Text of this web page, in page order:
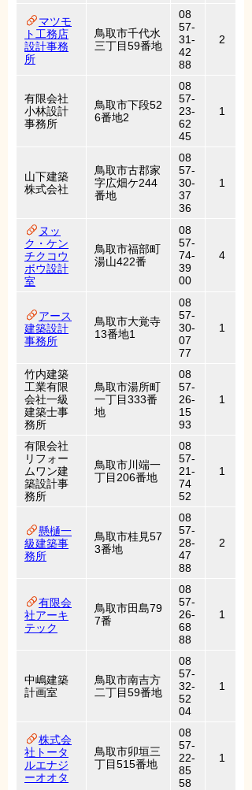
マツモ
ト工務店
設計事務
所
鳥取市千代水
三丁目59番地
08
57-
31-
42
88
2
有限会社
小林設計
事務所
鳥取市下段52
6番地2
08
57-
23-
62
45
1
山下建築
株式会社
鳥取市古郡家
字広畑ケ244
番地
08
57-
30-
37
36
1
ヌッ
ク・ケン
チクコウ
ボウ設計
室
鳥取市福部町
湯山422番
08
57-
74-
39
00
4
アース
建築設計
事務所
鳥取市大覚寺
13番地1
08
57-
30-
07
77
1
竹内建築
工業有限
会社一級
建築士事
務所
鳥取市湯所町
一丁目333番
地
08
57-
26-
15
93
1
有限会社
リフォー
ムワン建
築設計事
務所
鳥取市川端一
丁目206番地
08
57-
21-
74
52
1
懸樋一
級建築事
務所
鳥取市桂見57
3番地
08
57-
28-
47
88
2
有限会
社アーキ
テック
鳥取市田島79
7番
08
57-
26-
68
88
1
中嶋建築
計画室
鳥取市南吉方
二丁目59番地
08
57-
32-
52
04
1
株式会
社トータ
ルエナジ
ーオオタ
鳥取市卯垣三
丁目515番地
08
57-
22-
85
58
1